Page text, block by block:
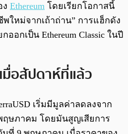
ง Ethereum โดยเรียกโอกาสนี้
ใหม่จากเถ้าถ่าน” การแฮ็กดัง
ออกเป็น Ethereum Classic ในปี
มื่อสัปดาห์ที่แล้ว
เริ่มมีมูลค่าลดลงจาก
ฤษภาคม โดยมันสูญเสียการ